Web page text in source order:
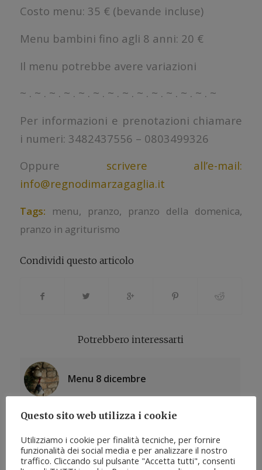
Costo menu: 35 € (bevande incluse)
Menu bambini fino agli 8 anni: 20 €
Il menu potrebbe avere variazioni
~ . ~ . ~ . ~ . ~ . ~ . ~ . ~ . ~ . ~ . ~ . ~ . ~ . ~
Per informazioni e prenotazioni chiamare
i numeri: 3482437556 – 0803499326
Oppure scrivere all’e-mail:
info@regnodimarzagaglia.it
Tags: menu, pranzo, pranzo della domenica,
pranzo in agriturismo
Condividi questo articolo
Potrebbero interessarti
Menu 8 dicembre
Questo sito web utilizza i cookie
Utilizziamo i cookie per finalità tecniche, per fornire
funzionalità dei social media e per analizzare il nostro
traffico. Cliccando sul pulsante "Accetta tutti", consenti